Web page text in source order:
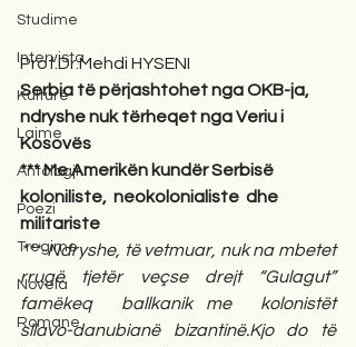
Studime
Intervista
Kulturë
Lajme
Antologji
Poezi
Tregime
Novela
Romane
Prof.Dr.Mehdi HYSENI
Serbia të përjashtohet nga OKB-ja,
ndryshe nuk tërheqet nga Veriu i
Kosovës
*** Me Amerikën kundër Serbisë
koloniliste,  neokolonialiste  dhe
militariste
***-Ndryshe, të vetmuar, nuk na mbetet
rrugë tjetër veçse drejt “Gulagut”
famëkeq  ballkanik me  kolonistët
sllavo-danubianë bizantinë.Kjo do të